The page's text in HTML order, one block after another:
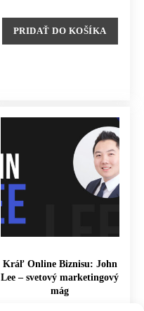
PRIDAŤ DO KOŠÍKA
Kráľ Online Biznisu: John
Lee – svetový marketingový
mág